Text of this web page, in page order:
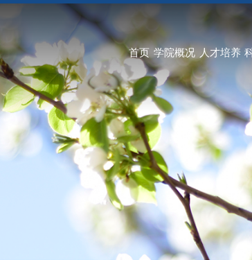
首页 学院概况 人才培养